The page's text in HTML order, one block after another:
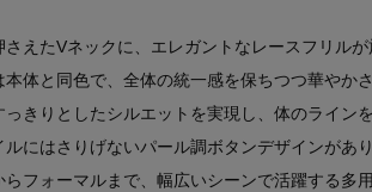
さえたVネックに、エレガントなレースフリルが
本体と同色で、全体の統一感を保ちつつ華やかさ
っきりとしたシルエットを実現し、体のライン
ルにはさりげないパール調ボタンデザインがあ
らフォーマルまで、幅広いシーンで活躍する多